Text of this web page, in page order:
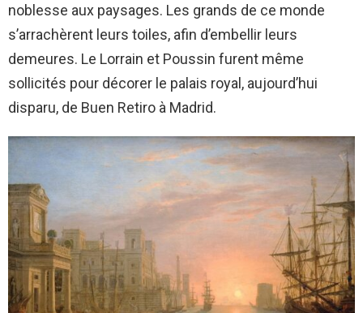
noblesse aux paysages. Les grands de ce monde
s’arrachèrent leurs toiles, afin d’embellir leurs
demeures. Le Lorrain et Poussin furent même
sollicités pour décorer le palais royal, aujourd’hui
disparu, de Buen Retiro à Madrid.